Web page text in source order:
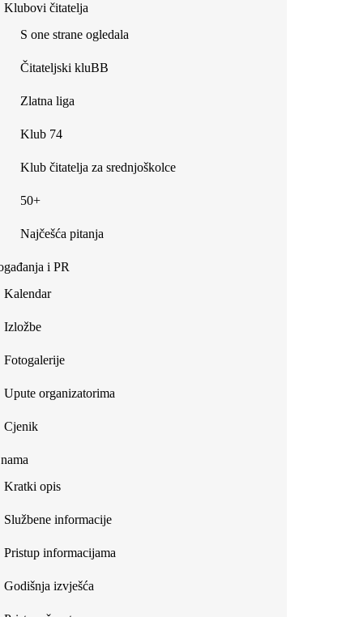
Klubovi čitatelja
S one strane ogledala
Čitateljski kluBB
Zlatna liga
Klub 74
Klub čitatelja za srednjoškolce
50+
Najčešća pitanja
i PR
Kalendar
Izložbe
Fotogalerije
Upute organizatorima
Cjenik
Kratki opis
Službene informacije
Pristup informacijama
Godišnja izvješća